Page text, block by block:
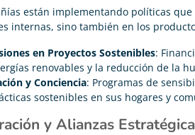
están implementando políticas
internas, sino también en los
en Proyectos Sostenibles:
renovables y la reducción de la
y Conciencia: Programas de
sostenibles en sus hogares y
y Alianzas